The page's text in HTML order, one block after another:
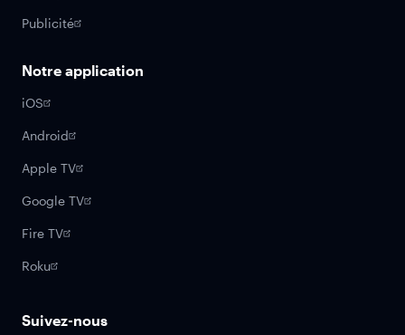
Publicité
Notre application
iOS
Android
Apple TV
Google TV
Fire TV
Roku
Suivez-nous